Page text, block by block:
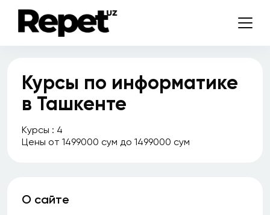
Курсы по информатике
в Ташкенте
Курсы : 4
Цены от 1499000 сум до 1499000 сум
О сайте